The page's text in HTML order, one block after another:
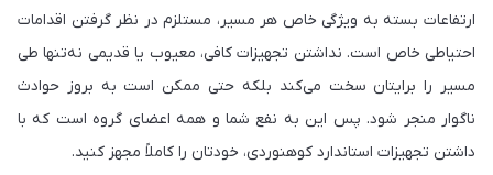
ارتفاعات بسته به ویژگی خاص هر مسیر، مستلزم در نظر گرفتن اقدامات
احتیاطی خاص است. نداشتن تجهیزات کافی، معیوب یا قدیمی نه‌تنها طی
مسیر را برایتان سخت می‌کند بلکه حتی ممکن است به بروز حوادث
ناگوار منجر شود. پس این به نفع شما و همه اعضای گروه است که با
داشتن تجهیزات استاندارد کوهنوردی، خودتان را کاملاً مجهز کنید.